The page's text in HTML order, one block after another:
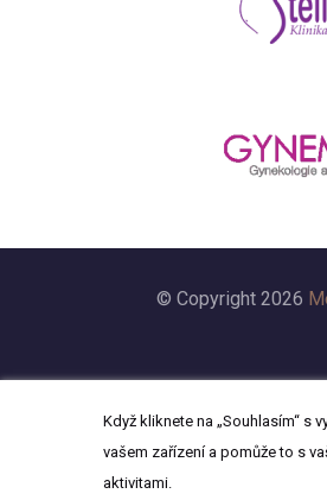
© Copyright 2026
Když kliknete na „Souhlasím“ s
vašem zařízení a pomůže to s
aktivitami.